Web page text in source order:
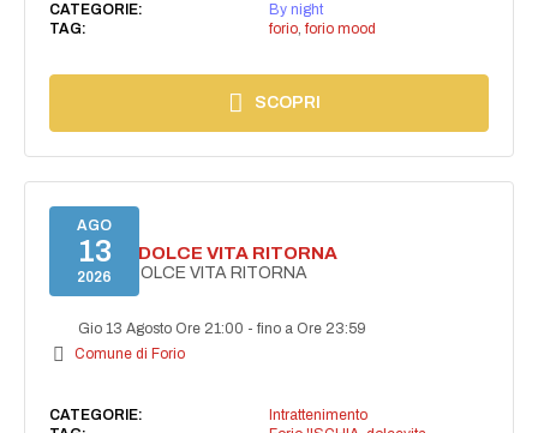
CATEGORIE:
By night
TAG:
forio, forio mood
SCOPRI
AGO
13
2026
FORIO LA DOLCE VITA RITORNA
FORIO LA DOLCE VITA RITORNA
Gio 13 Agosto Ore 21:00 -fino a Ore 23:59
Comune di Forio
CATEGORIE:
Intrattenimento